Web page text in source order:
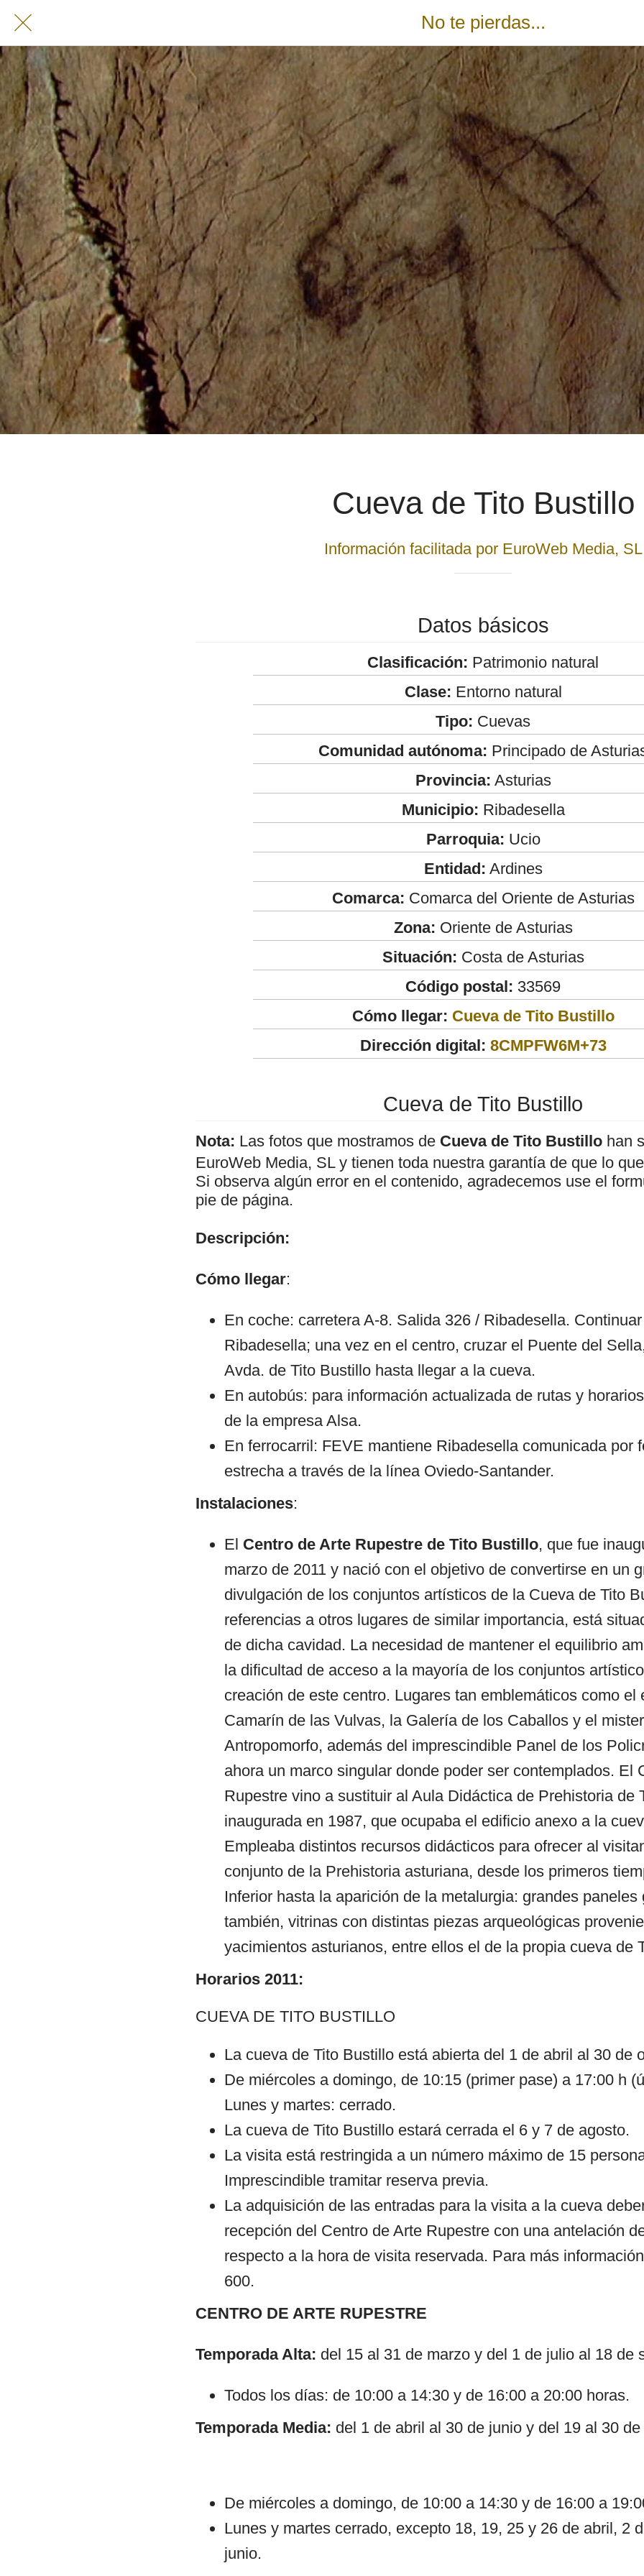
No te pierdas...
Cueva de Tito Bustillo
Información facilitada por EuroWeb Media, SL
Datos básicos
Clasificación: Patrimonio natural
Clase: Entorno natural
Tipo: Cuevas
Comunidad autónoma: Principado de
Provincia: Asturias
Municipio: Ribadesella
Parroquia: Ucio
Entidad: Ardines
Comarca: Comarca del Oriente de Asturias
Zona: Oriente de Asturias
Situación: Costa de Asturias
Código postal: 33569
Cómo llegar: Cueva de Tito Bustillo
Dirección digital: 8CMPFW6M+73
Cueva de Tito Bustillo
Nota: Las fotos que mostramos de Cueva de Tito Bustillo han
EuroWeb Media, SL y tienen toda nuestra garantía de que lo
Si observa algún error en el contenido, agradecemos use el
pie de página.
Descripción:
Cómo llegar:
En coche: carretera A-8. Salida 326 / Ribadesella.
Ribadesella; una vez en el centro, cruzar el Puente del
Avda. de Tito Bustillo hasta llegar a la cueva.
En autobús: para información actualizada de rutas y
de la empresa Alsa.
En ferrocarril: FEVE mantiene Ribadesella comunicada por
estrecha a través de la línea Oviedo-Santander.
Instalaciones:
El Centro de Arte Rupestre de Tito Bustillo, que fue
marzo de 2011 y nació con el objetivo de convertirse en un
divulgación de los conjuntos artísticos de la Cueva de Tito
referencias a otros lugares de similar importancia, está
de dicha cavidad. La necesidad de mantener el equilibrio
la dificultad de acceso a la mayoría de los conjuntos
creación de este centro. Lugares tan emblemáticos como el
Camarín de las Vulvas, la Galería de los Caballos y el
Antropomorfo, además del imprescindible Panel de los
ahora un marco singular donde poder ser contemplados. El
Rupestre vino a sustituir al Aula Didáctica de Prehistoria de
inaugurada en 1987, que ocupaba el edificio anexo a la
Empleaba distintos recursos didácticos para ofrecer al
conjunto de la Prehistoria asturiana, desde los primeros
Inferior hasta la aparición de la metalurgia: grandes paneles
también, vitrinas con distintas piezas arqueológicas
yacimientos asturianos, entre ellos el de la propia cueva de
Horarios 2011:
CUEVA DE TITO BUSTILLO
La cueva de Tito Bustillo está abierta del 1 de abril al 30 de
De miércoles a domingo, de 10:15 (primer pase) a 17:00 h
Lunes y martes: cerrado.
La cueva de Tito Bustillo estará cerrada el 6 y 7 de agosto.
La visita está restringida a un número máximo de 15
Imprescindible tramitar reserva previa.
La adquisición de las entradas para la visita a la cueva
recepción del Centro de Arte Rupestre con una antelación
respecto a la hora de visita reservada. Para más
600.
CENTRO DE ARTE RUPESTRE
Temporada Alta: del 15 al 31 de marzo y del 1 de julio al 18 de
Todos los días: de 10:00 a 14:30 y de 16:00 a 20:00 horas.
Temporada Media: del 1 de abril al 30 de junio y del 19 al 30
De miércoles a domingo, de 10:00 a 14:30 y de 16:00 a
Lunes y martes cerrado, excepto 18, 19, 25 y 26 de abril, 2
junio.